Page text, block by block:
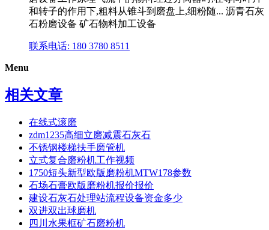
和转子的作用下,粗料从锥斗到磨盘上,细粉随... 沥青石灰
石粉磨设备 矿石物料加工设备
联系电话: 180 3780 8511
Menu
相关文章
在线式滚磨
zdm1235高细立磨减震石灰石
不锈钢楼梯扶手磨管机
立式复合磨粉机工作视频
1750短头新型欧版磨粉机MTW178参数
石场石膏欧版磨粉机报价报价
建设石灰石处理站流程设备资金多少
双进双出球磨机
四川水果框矿石磨粉机